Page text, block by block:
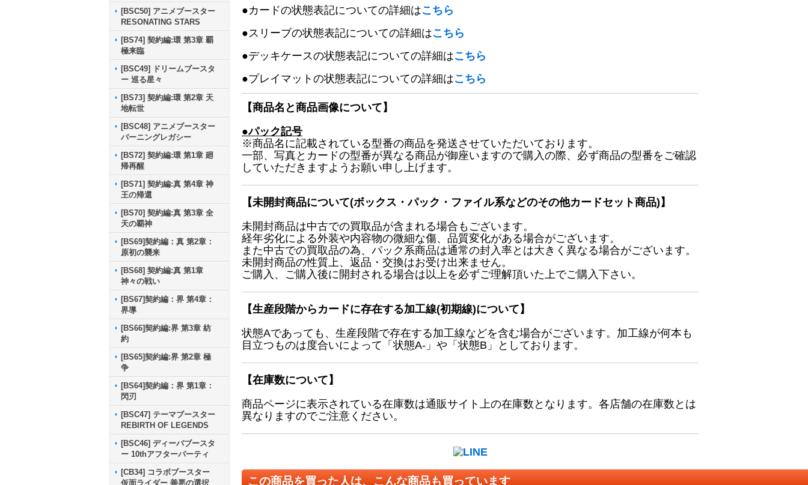
[BSC50] アニメブースター
RESONATING STARS
[BS74] 契約編:環 第3章 覇
極来臨
[BSC49] ドリームブースタ
ー 巡る星々
[BS73] 契約編:環 第2章 天
地転世
[BSC48] アニメブースター
バーニングレガシー
[BS72] 契約編:環 第1章 廻
帰再醒
[BS71] 契約編:真 第4章 神
王の帰還
[BS70] 契約編:真 第3章 全
天の覇神
[BS69]契約編：真 第2章：
原初の襲来
[BS68] 契約編:真 第1章
神々の戦い
[BS67]契約編：界 第4章：
界導
[BS66]契約編:界 第3章 紡
約
[BS65]契約編:界 第2章 極
争
[BS64]契約編：界 第1章：
閃刃
[BSC47] テーマブースター
REBIRTH OF LEGENDS
[BSC46] ディーバブースタ
ー 10thアフターパーティ
[CB34] コラボブースター
仮面ライダー 善悪の選択
●カードの状態表記についての詳細はこちら
●スリーブの状態表記についての詳細はこちら
●デッキケースの状態表記についての詳細はこちら
●プレイマットの状態表記についての詳細はこちら
【商品名と商品画像について】
●パック記号
※商品名に記載されている型番の商品を発送させていただいております。
一部、写真とカードの型番が異なる商品が御座いますので購入の際、必ず商品の型番をご確認
していただきますようお願い申し上げます。
【未開封商品について(ボックス・パック・ファイル系などのその他カードセット商品)】
未開封商品は中古での買取品が含まれる場合もございます。
経年劣化による外装や内容物の微細な傷、品質変化がある場合がございます。
また中古での買取品の為、パック系商品は通常の封入率とは大きく異なる場合がございます。
未開封商品の性質上、返品・交換はお受け出来ません。
ご購入、ご購入後に開封される場合は以上を必ずご理解頂いた上でご購入下さい。
【生産段階からカードに存在する加工線(初期線)について】
状態Aであっても、生産段階で存在する加工線などを含む場合がございます。加工線が何本も
目立つものは度合いによって「状態A-」や「状態B」としております。
【在庫数について】
商品ページに表示されている在庫数は通販サイト上の在庫数となります。各店舗の在庫数とは
異なりますのでご注意ください。
この商品を買った人は、こんな商品も買っています